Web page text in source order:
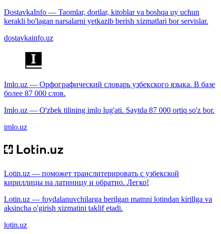
DostavkaInfo — Taomlar, dorilar, kitoblar va boshqa uy uchun
kerakli bo'lagan narsalarni yetkazib berish xizmatlari bor servislar.
dostavkainfo.uz
Imlo.uz — Орфографический словарь узбекского языка. В базе
более 87 000 слов.
Imlo.uz — O'zbek tilining imlo lug'ati. Saytda 87 000 ortiq so'z bor.
imlo.uz
Lotin.uz — поможет транслитерировать с узбекской
кириллицы на латиницу и обратно. Легко!
Lotin.uz — foydalanuvchilarga berilgan matnni lotindan kirillga va
aksincha o'girish xizmatini taklif etadi.
lotin.uz